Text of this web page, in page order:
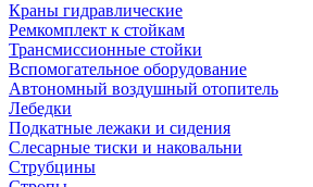
Краны гидравлические
Ремкомплект к стойкам
Трансмиссионные стойки
Вспомогательное оборудование
Автономный воздушный отопитель
Лебедки
Подкатные лежаки и сидения
Слесарные тиски и наковальни
Струбцины